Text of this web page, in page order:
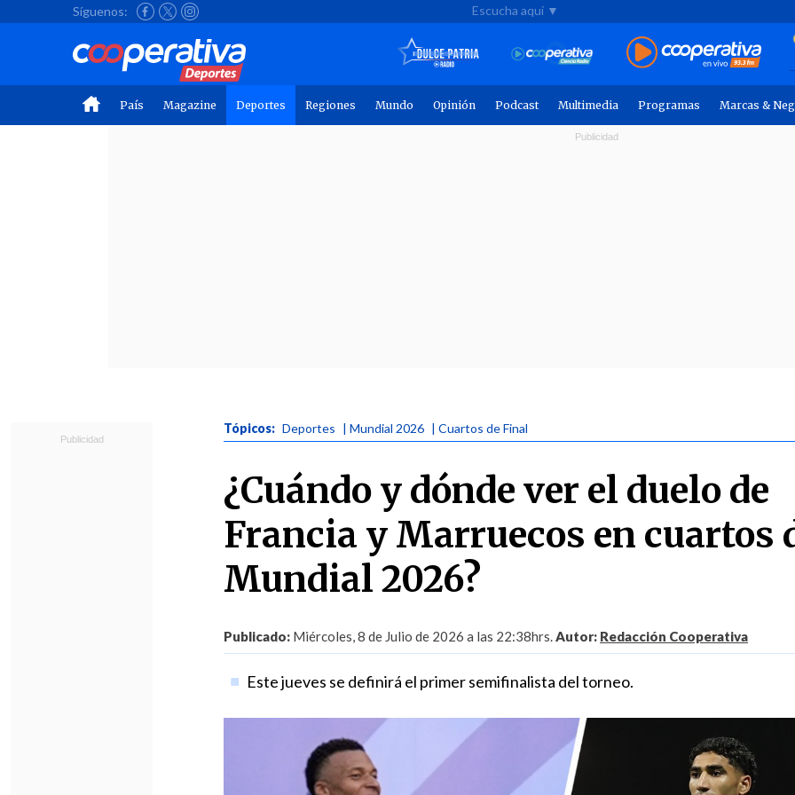
Síguenos: Escucha aquí ▼
País Magazine Deportes Regiones Mundo Opinión Podcast Multimedia Programas Marcas &
Tópicos: Deportes | Mundial 2026 | Cuartos de Final
¿Cuándo y dónde ver el duelo de
Francia y Marruecos en cuartos
Mundial 2026?
Publicado: Miércoles, 8 de Julio de 2026 a las 22:38hrs.Autor: Redacción Cooperativa
Este jueves se definirá el primer semifinalista del torneo.